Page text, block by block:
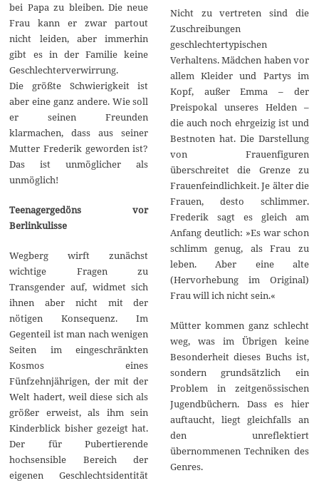
bei Papa zu bleiben. Die neue
Frau kann er zwar partout
nicht leiden, aber immerhin
gibt es in der Familie keine
Geschlechterverwirrung.
Die größte Schwierigkeit ist
aber eine ganz andere. Wie soll
er seinen Freunden
klarmachen, dass aus seiner
Mutter Frederik geworden ist?
Das ist unmöglicher als
unmöglich!
Teenagergedöns vor
Berlinkulisse
Wegberg wirft zunächst
wichtige Fragen zu
Transgender auf, widmet sich
ihnen aber nicht mit der
nötigen Konsequenz. Im
Gegenteil ist man nach wenigen
Seiten im eingeschränkten
Kosmos eines
Fünfzehnjährigen, der mit der
Welt hadert, weil diese sich als
größer erweist, als ihm sein
Kinderblick bisher gezeigt hat.
Der für Pubertierende
hochsensible Bereich der
eigenen Geschlechtsidentität
Nicht zu vertreten sind die
Zuschreibungen
geschlechtertypischen
Verhaltens. Mädchen haben vor
allem Kleider und Partys im
Kopf, außer Emma – der
Preispokal unseres Helden –
die auch noch ehrgeizig ist und
Bestnoten hat. Die Darstellung
von Frauenfiguren
überschreitet die Grenze zu
Frauenfeindlichkeit. Je älter die
Frauen, desto schlimmer.
Frederik sagt es gleich am
Anfang deutlich: »Es war schon
schlimm genug, als Frau zu
leben. Aber eine alte
(Hervorhebung im Original)
Frau will ich nicht sein.«
Mütter kommen ganz schlecht
weg, was im Übrigen keine
Besonderheit dieses Buchs ist,
sondern grundsätzlich ein
Problem in zeitgenössischen
Jugendbüchern. Dass es hier
auftaucht, liegt gleichfalls an
den unreflektiert
übernommenen Techniken des
Genres.